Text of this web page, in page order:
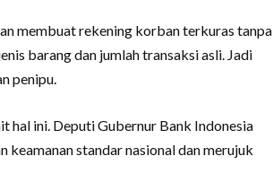
membuat rekening korban terkuras tanpa
barang dan jumlah transaksi asli. Jadi
penipu.
hal ini. Deputi Gubernur Bank Indonesia
keamanan standar nasional dan merujuk